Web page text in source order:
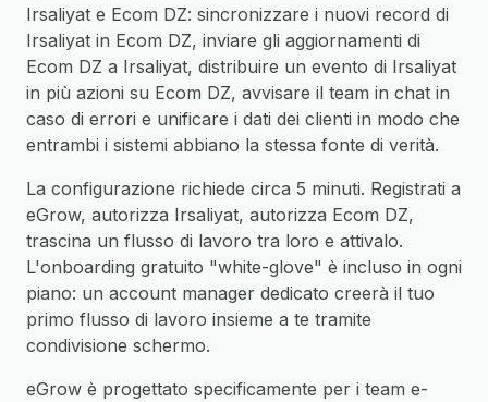
Irsaliyat e Ecom DZ: sincronizzare i nuovi record di
Irsaliyat in Ecom DZ, inviare gli aggiornamenti di
Ecom DZ a Irsaliyat, distribuire un evento di Irsaliyat
in più azioni su Ecom DZ, avvisare il team in chat in
caso di errori e unificare i dati dei clienti in modo che
entrambi i sistemi abbiano la stessa fonte di verità.
La configurazione richiede circa 5 minuti. Registrati a
eGrow, autorizza Irsaliyat, autorizza Ecom DZ,
trascina un flusso di lavoro tra loro e attivalo.
L'onboarding gratuito "white-glove" è incluso in ogni
piano: un account manager dedicato creerà il tuo
primo flusso di lavoro insieme a te tramite
condivisione schermo.
eGrow è progettato specificamente per i team e-